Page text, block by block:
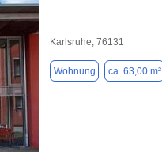
Karlsruhe, 76131
Wohnung ca. 63,00 m²